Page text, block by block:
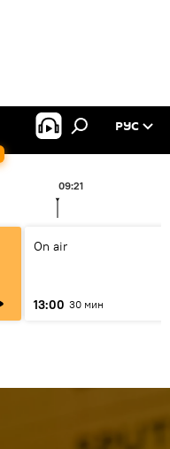
РУС
09:21
On air
13:00 30 мин